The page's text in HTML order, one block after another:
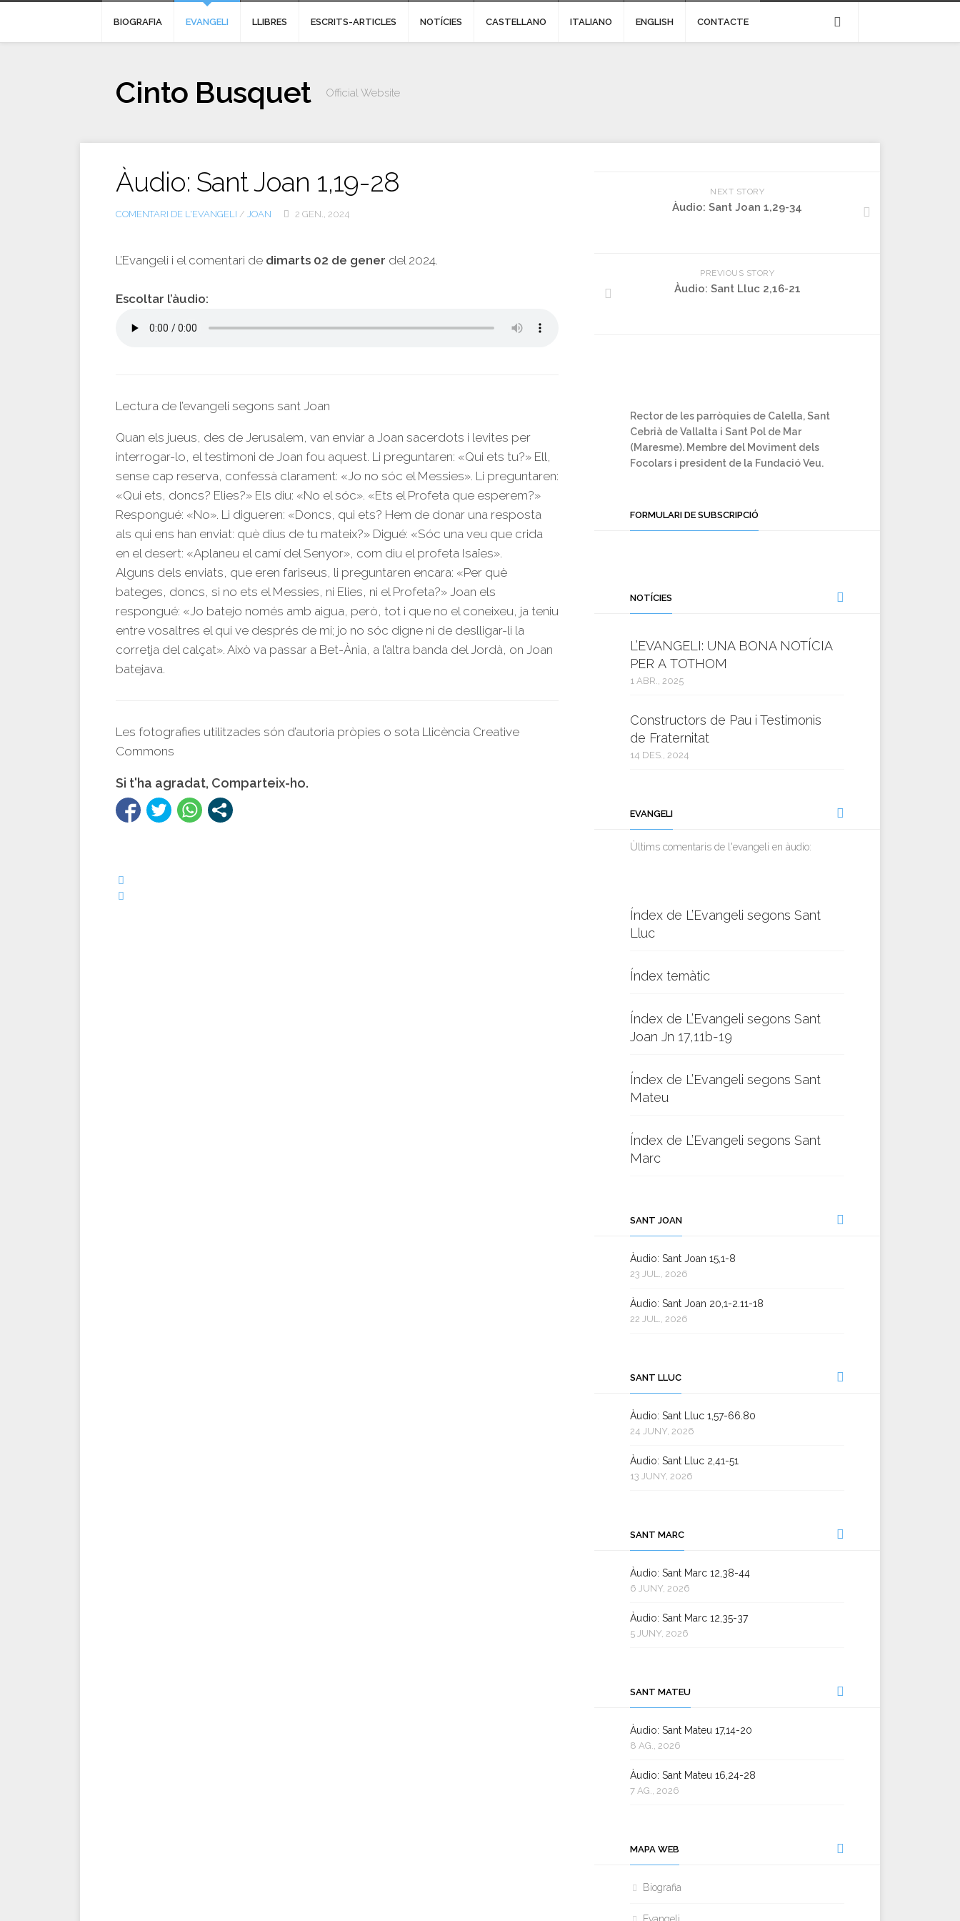
BIOGRAFIA EVANGELI LLIBRES ESCRITS-ARTICLES NOTÍCIES CASTELLANO ITALIANO ENGLISH CONTACTE
Cinto Busquet Official Website
Àudio: Sant Joan 1,19-28
COMENTARI DE L'EVANGELI / JOAN 2 GEN., 2024
L’Evangeli i el comentari de dimarts 02 de gener del 2024.
Escoltar l’àudio:
Lectura de l’evangeli segons sant Joan
Quan els jueus, des de Jerusalem, van enviar a Joan sacerdots i levites per
interrogar-lo, el testimoni de Joan fou aquest. Li preguntaren: «Qui ets tu?» Ell,
sense cap reserva, confessà clarament: «Jo no sóc el Messies». Li preguntaren:
«Qui ets, doncs? Elies?» Els diu: «No el sóc». «Ets el Profeta que esperem?»
Respongué: «No». Li digueren: «Doncs, qui ets? Hem de donar una resposta
als qui ens han enviat: què dius de tu mateix?» Digué: «Sóc una veu que crida
en el desert: «Aplaneu el camí del Senyor», com diu el profeta Isaïes».
Alguns dels enviats, que eren fariseus, li preguntaren encara: «Per què
bateges, doncs, si no ets el Messies, ni Elies, ni el Profeta?» Joan els
respongué: «Jo batejo només amb aigua, però, tot i que no el coneixeu, ja teniu
entre vosaltres el qui ve després de mi; jo no sóc digne ni de deslligar-li la
corretja del calçat». Això va passar a Bet-Ània, a l’altra banda del Jordà, on Joan
batejava.
Les fotografies utilitzades són d’autoria pròpies o sota Llicència Creative
Commons
Si t'ha agradat, Comparteix-ho.
NEXT STORY
Àudio: Sant Joan 1,29-34
PREVIOUS STORY
Àudio: Sant Lluc 2,16-21
Rector de les parròquies de Calella, Sant
Cebrià de Vallalta i Sant Pol de Mar
(Maresme). Membre del Moviment dels
Focolars i president de la Fundació Veu.
FORMULARI DE SUBSCRIPCIÓ
NOTÍCIES
L’EVANGELI: UNA BONA NOTÍCIA
PER A TOTHOM
1 ABR., 2025
Constructors de Pau i Testimonis
de Fraternitat
14 DES., 2024
EVANGELI
Ùltims comentaris de l'evangeli en àudio:
Índex de L’Evangeli segons Sant
Lluc
Índex temàtic
Índex de L’Evangeli segons Sant
Joan Jn 17,11b-19
Índex de L’Evangeli segons Sant
Mateu
Índex de L’Evangeli segons Sant
Marc
SANT JOAN
Àudio: Sant Joan 15,1-8
23 JUL., 2026
Àudio: Sant Joan 20,1-2.11-18
22 JUL., 2026
SANT LLUC
Àudio: Sant Lluc 1,57-66.80
24 JUNY, 2026
Àudio: Sant Lluc 2,41-51
13 JUNY, 2026
SANT MARC
Àudio: Sant Marc 12,38-44
6 JUNY, 2026
Àudio: Sant Marc 12,35-37
5 JUNY, 2026
SANT MATEU
Àudio: Sant Mateu 17,14-20
8 AG., 2026
Àudio: Sant Mateu 16,24-28
7 AG., 2026
MAPA WEB
Biografia